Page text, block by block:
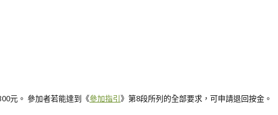
元。 參加者若能達到《參加指引》第8段所列的全部要求，可申請退回按金。